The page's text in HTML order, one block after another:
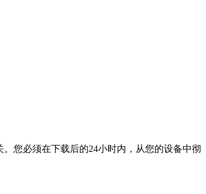
您必须在下载后的24小时内，从您的设备中彻